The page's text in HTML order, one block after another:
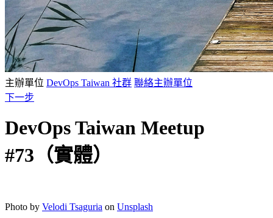
主辦單位 DevOps Taiwan 社群 聯絡主辦單位
下一步
DevOps Taiwan Meetup
#73（實體）
Photo by Velodi Tsaguria on Unsplash